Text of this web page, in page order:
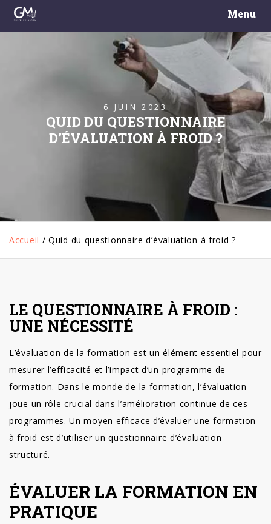
Menu
6 JUIN 2023
QUID DU QUESTIONNAIRE
D’ÉVALUATION À FROID ?
Accueil /Quid du questionnaire d’évaluation à froid ?
LE QUESTIONNAIRE À FROID :
UNE NÉCESSITÉ
L’évaluation de la formation est un élément essentiel pour
mesurer l’efficacité et l’impact d’un programme de
formation. Dans le monde de la formation, l’évaluation
joue un rôle crucial dans l’amélioration continue de ces
programmes. Un moyen efficace d’évaluer une formation
à froid est d’utiliser un questionnaire d’évaluation
structuré.
ÉVALUER LA FORMATION EN
PRATIQUE